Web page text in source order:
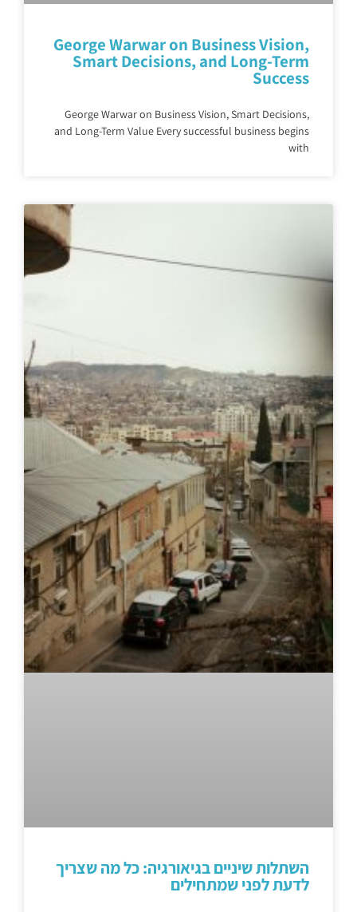
George Warwar on Business Vision,
Smart Decisions, and Long-Term
Success
George Warwar on Business Vision, Smart Decisions,
and Long-Term Value Every successful business begins
with
השתלות שיניים בגיאורגיה: כל מה שצריך
לדעת לפני שמתחילים